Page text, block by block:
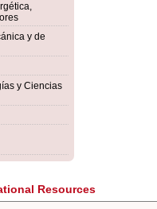
y de
y Ciencias
Resources